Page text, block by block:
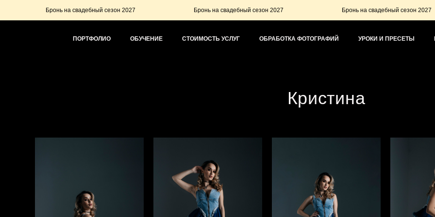
ПОРТФОЛИО ОБУЧЕНИЕ СТОИМОСТЬ УСЛУГ ОБРАБОТКА ФОТОГРАФИЙ УРОКИ И ПРЕСЕТЫ
Кристина
Бронь на свадебный сезон 2027 Бронь на свадебный сезон 2027 Бронь на свадебный сезон 2027